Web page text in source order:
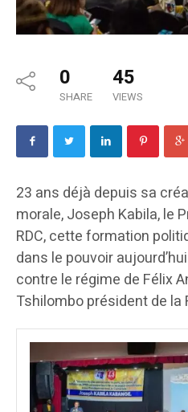
0
SHARE
45
VIEWS
23 ans déjà depuis sa
morale, Joseph Kabila, le
RDC, cette formation
dans le pouvoir
contre le régime de Félix
Tshilombo président de la